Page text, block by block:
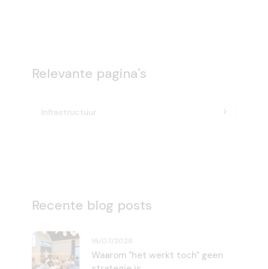
Relevante pagina's
Infrastructuur
Recente blog posts
16/07/2026
Waarom "het werkt toch" geen